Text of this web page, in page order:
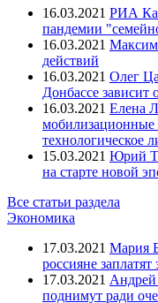
16.03.2021 РИА
пандемии
16.03.2021 Максим
действий
16.03.2021 Олег
Донбассе зависит
16.03.2021 Елена
мобилизационные
технологическое
15.03.2021 Юрий
на старте новой
Все статьи раздела
Экономика
17.03.2021 Мария
россияне
17.03.2021 Андрей
поднимут ради